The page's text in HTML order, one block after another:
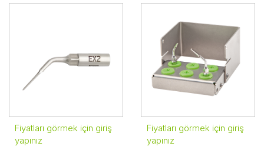
Fiyatları görmek için giriş
yapınız
Fiyatları görmek için giriş
yapınız